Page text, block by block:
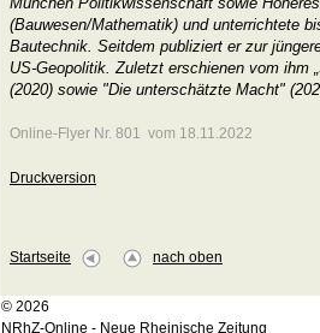
(Bauwesen/Mathematik) und unterrichtete
Bautechnik. Seitdem publiziert er zur
US-Geopolitik. Zuletzt erschienen vom ihm
(2020) sowie "Die unterschätzte Macht"
Online-Flyer Nr. 801 vom 18.11.2022
Druckversion
Startseite nach oben
© 2026
NRhZ-Online - Neue Rheinische Zeitung